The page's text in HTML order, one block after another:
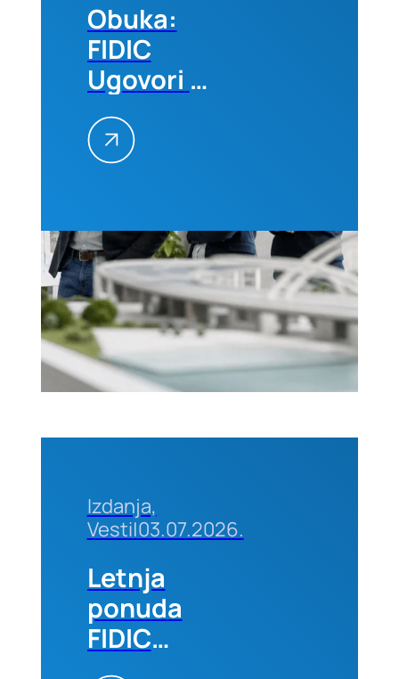
Obuka:
FIDIC
Ugovori –
Primena
na
projektima,
avgusta
2026.
godine u
Beogradu
Izdanja,
Vesti|03.07.2026.
Letnja
ponuda
FIDIC
izdanja